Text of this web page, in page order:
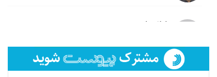
لیلا حنارود
فائزه فتحی رستمی